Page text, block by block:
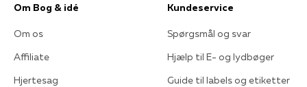
Om Bog & idé
Om os
Affiliate
Hjertesag
Kundeservice
Spørgsmål og svar
Hjælp til E- og lydbøger
Guide til labels og etiketter